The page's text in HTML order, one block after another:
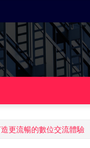
更流暢的數位交流體驗